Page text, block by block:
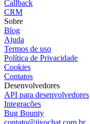
Callback
CRM
Sobre
Blog
Ajuda
Termos de uso
Política de Privacidade
Cookies
Contatos
Desenvolvedores
API para desenvolvedores
Integrações
Bug Bounty
contato@jivochat.com.br